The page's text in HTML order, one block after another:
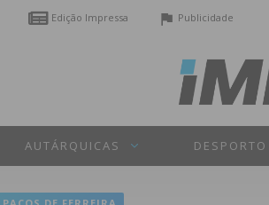
Edição Impressa Publicidade
AUTÁRQUICAS DESPORTO